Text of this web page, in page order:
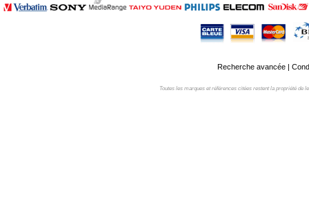
Recherche avancée|
Toutes les marques et références citées restent la propriété de